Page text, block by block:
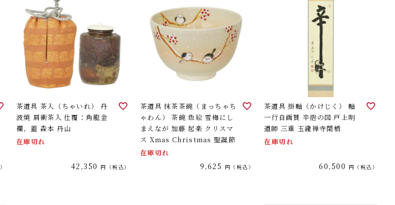
茶道具 茶入（ちゃいれ） 丹
波焼 肩衝茶入 仕覆：角龍金
襴、蓋 森本 丹山
在庫切れ
42,350 税込
茶道具 抹茶茶碗（まっちゃち
ゃわん） 茶碗 色絵 雪梅にし
まえなが 加藤 起楽 クリスマ
ス Xmas Christmas 聖誕節
在庫切れ
9,625 税込
茶道具 掛軸（かけじく） 軸
一行自画賛 辛抱の図 戸上明
道師 三重 玉瀧禅寺閑栖
在庫切れ
60,500 税込